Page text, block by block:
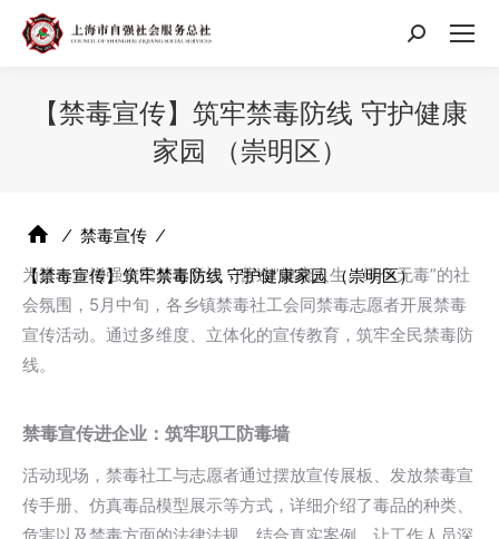
搜
【禁毒宣传】筑牢禁毒防线 守护健康
家园 （崇明区）
⁄ 禁毒宣传 ⁄
【禁毒宣传】筑牢禁毒防线 守护健康家园 （崇明区）
为进一步增强全民禁毒意识，营造”健康人生、绿色无毒”的社
会氛围，5月中旬，各乡镇禁毒社工会同禁毒志愿者开展禁毒
宣传活动。通过多维度、立体化的宣传教育，筑牢全民禁毒防
线。
禁毒宣传进企业：筑牢职工防毒墙
活动现场，禁毒社工与志愿者通过摆放宣传展板、发放禁毒宣
传手册、仿真毒品模型展示等方式，详细介绍了毒品的种类、